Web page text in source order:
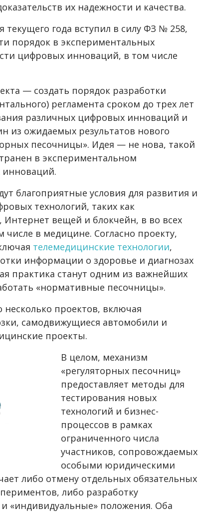
их надежности и качества.
текущего года вступил в силу ФЗ № 258,
порядок в экспериментальных
цифровых инноваций, в том числе
— создать порядок разработки
регламента сроком до трех лет
различных цифровых инноваций и
из ожидаемых результатов нового
песочницы». Идея — не нова, такой
в экспериментальном
инноваций.
благоприятные условия для развития и
технологий, таких как
Интернет вещей и блокчейн, в во всех
числе в медицине. Согласно проекту,
телемедицинские технологии,
информации о здоровье и диагнозах
практика станут одним из важнейших
«нормативные песочницы».
проектов, включая
самодвижущиеся автомобили и
проекты.
В целом, механизм
«регуляторных песочниц»
предоставляет методы для
тестирования новых
технологий и бизнес-
процессов в рамках
ограниченного числа
участников, сопровождаемых
особыми юридическими
либо отмену отдельных обязательных
либо разработку
«индивидуальные» положения. Оба